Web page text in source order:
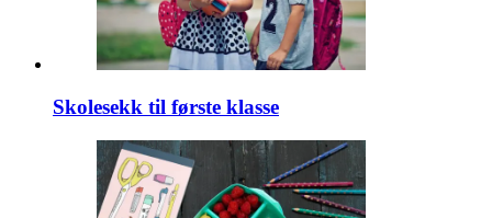
Skolesekk til første klasse